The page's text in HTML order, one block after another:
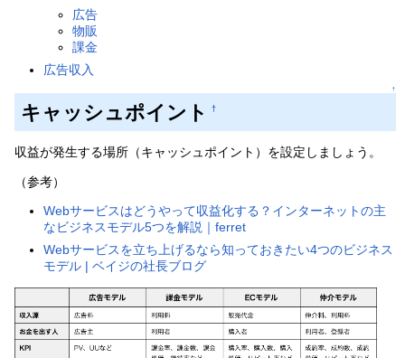
広告
物販
課金
広告収入
↑
キャッシュポイント †
収益が発生する場所（キャッシュポイント）を設定しましょう。
（参考）
Webサービスはどうやって収益化する？インターネットの主
なビジネスモデル5つを解説｜ferret
Webサービスを立ち上げるなら知っておきたい4つのビジネス
モデル | ベイジの社長ブログ